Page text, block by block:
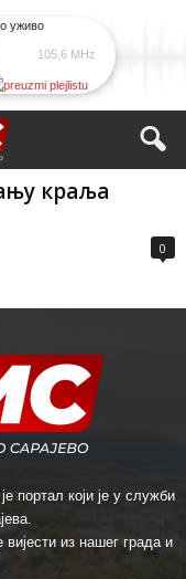
уживо
105,6 MHz
краља
0
портал који је у служби
из нашег града и